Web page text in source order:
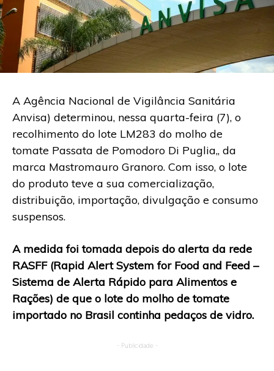
A Agência Nacional de Vigilância Sanitária
Anvisa) determinou, nessa quarta-feira (7), o
recolhimento do lote LM283 do molho de
tomate Passata de Pomodoro Di Puglia,, da
marca Mastromauro Granoro. Com isso, o lote
do produto teve a sua comercialização,
distribuição, importação, divulgação e consumo
suspensos.
A medida foi tomada depois do alerta da rede
RASFF (Rapid Alert System for Food and Feed –
Sistema de Alerta Rápido para Alimentos e
Rações) de que o lote do molho de tomate
importado no Brasil continha pedaços de vidro.
- Publicidade -